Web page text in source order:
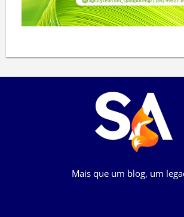
Mais que um blog, um